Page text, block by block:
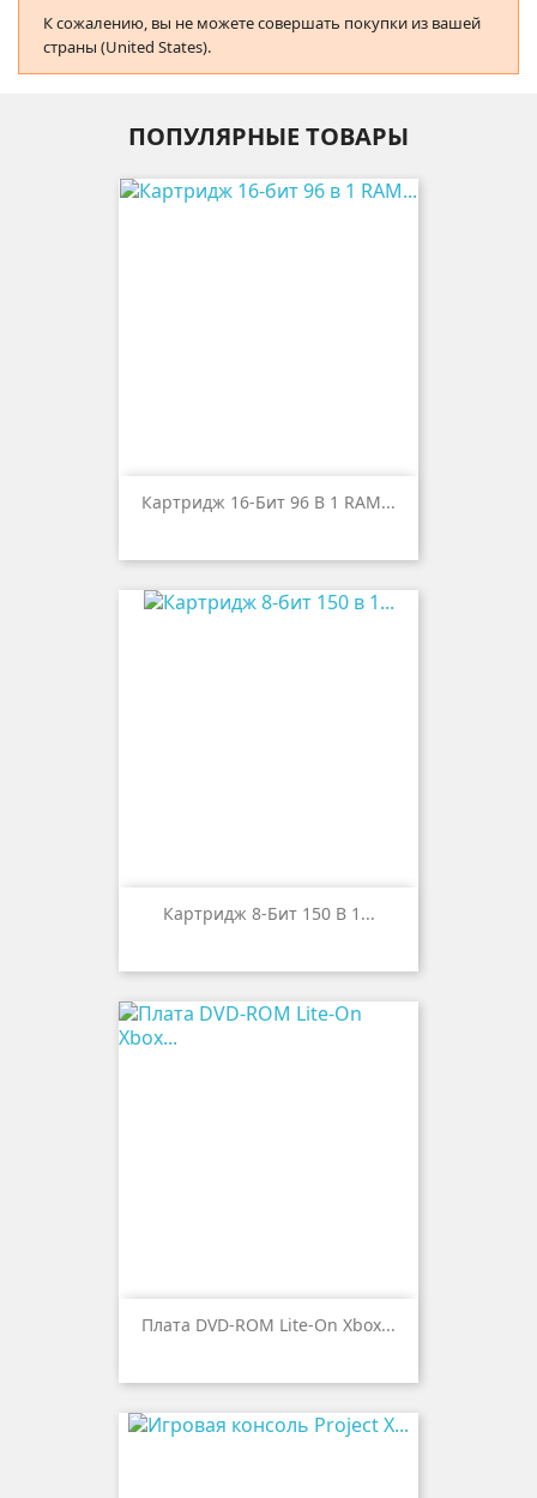
К сожалению, вы не можете совершать покупки из вашей
страны (United States).
ПОПУЛЯРНЫЕ ТОВАРЫ
Картридж 16-Бит 96 В 1 RAM...
Картридж 8-Бит 150 В 1...
Плата DVD-ROM Lite-On Xbox...